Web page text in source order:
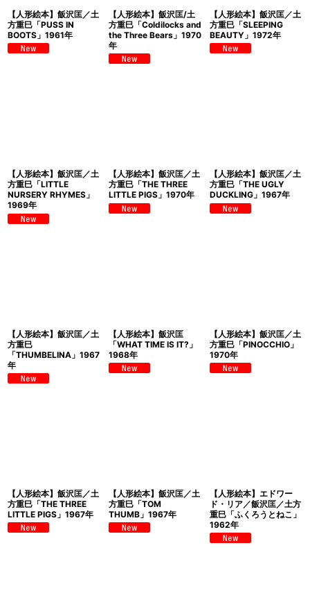
【人形絵本】飯沢匡／土
方重巳「PUSS IN
BOOTS」1961年
【人形絵本】飯沢匡/土
方重巳「Coldilocks and
the Three Bears」1970
年
【人形絵本】飯沢匡／土
方重巳「SLEEPING
BEAUTY」1972年
【人形絵本】飯沢匡／土
方重巳「LITTLE
NURSERY RHYMES」
1969年
【人形絵本】飯沢匡／土
方重巳「THE THREE
LITTLE PIGS」1970年
【人形絵本】飯沢匡／土
方重巳「THE UGLY
DUCKLING」1967年
【人形絵本】飯沢匡／土
方重巳
「THUMBELINA」1967
年
【人形絵本】飯沢匡
「WHAT TIME IS IT?」
1968年
【人形絵本】飯沢匡／土
方重巳「PINOCCHIO」
1970年
【人形絵本】飯沢匡／土
方重巳「THE THREE
LITTLE PIGS」1967年
【人形絵本】飯沢匡／土
方重巳「TOM
THUMB」1967年
【人形絵本】エドワー
ド・リア／飯沢匡／土方
重巳「ふくろうとねこ」
1962年